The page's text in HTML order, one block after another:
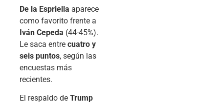
De la Espriella aparece
como favorito frente a
Iván Cepeda (44-45%).
Le saca entre cuatro y
seis puntos, según las
encuestas más
recientes.
El respaldo de Trump